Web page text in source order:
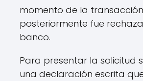
momento de la
posteriormente fue
banco.
Para presentar la solicitud
una declaración escrita